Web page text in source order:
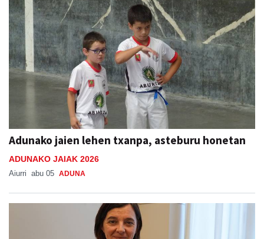
Adunako jaien lehen txanpa, asteburu honetan
ADUNAKO JAIAK 2026
Aiurri abu 05 ADUNA